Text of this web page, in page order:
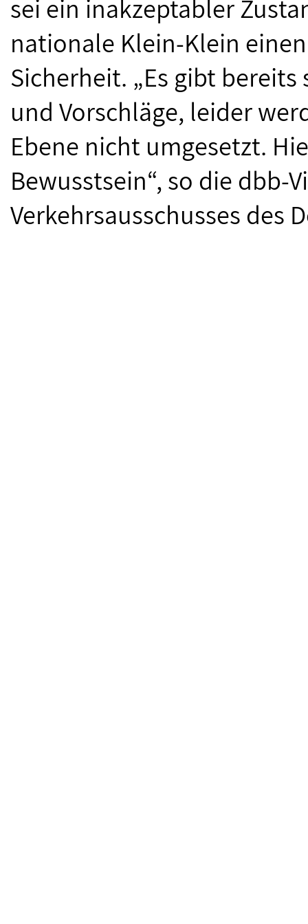
sei ein inakzeptabler
nationale Klein-Klein
Sicherheit. „Es gibt
und Vorschläge, leider
Ebene nicht umgesetzt.
Bewusstsein“, so die dbb-
Verkehrsausschusses des